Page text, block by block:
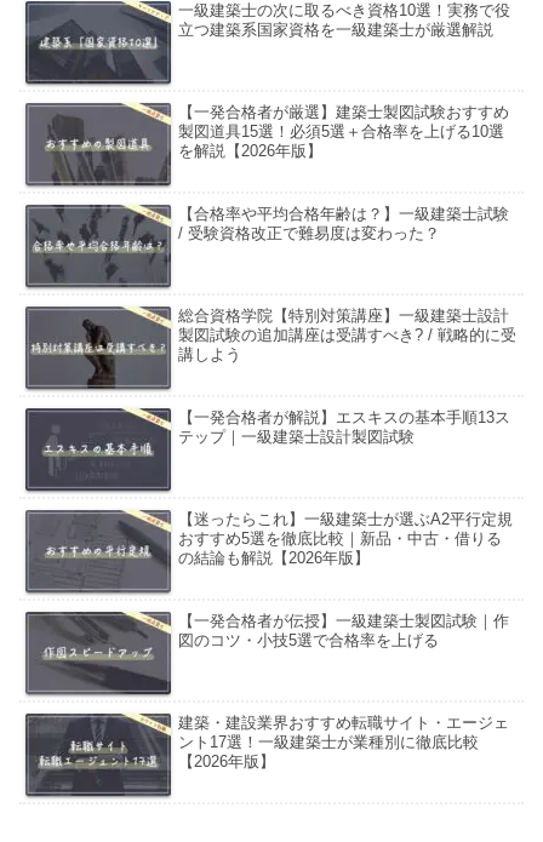
一級建築士の次に取るべき資格10選！実務で役
立つ建築系国家資格を一級建築士が厳選解説
【一発合格者が厳選】建築士製図試験おすすめ
製図道具15選！必須5選＋合格率を上げる10選
を解説【2026年版】
【合格率や平均合格年齢は？】一級建築士試験
/ 受験資格改正で難易度は変わった？
総合資格学院【特別対策講座】一級建築士設計
製図試験の追加講座は受講すべき? / 戦略的に受
講しよう
【一発合格者が解説】エスキスの基本手順13ス
テップ｜一級建築士設計製図試験
【迷ったらこれ】一級建築士が選ぶA2平行定規
おすすめ5選を徹底比較｜新品・中古・借りる
の結論も解説【2026年版】
【一発合格者が伝授】一級建築士製図試験｜作
図のコツ・小技5選で合格率を上げる
建築・建設業界おすすめ転職サイト・エージェ
ント17選！一級建築士が業種別に徹底比較
【2026年版】